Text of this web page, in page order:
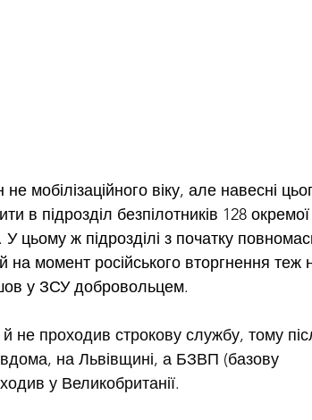
мобілізаційного віку, але навесні
в підрозділ безпілотників 128 окремої
цьому ж підрозділі з початку
на момент російського вторгнення теж
у ЗСУ добровольцем.
й не проходив строкову службу, тому
на Львівщині, а БЗВП (базову
у Великобританії.